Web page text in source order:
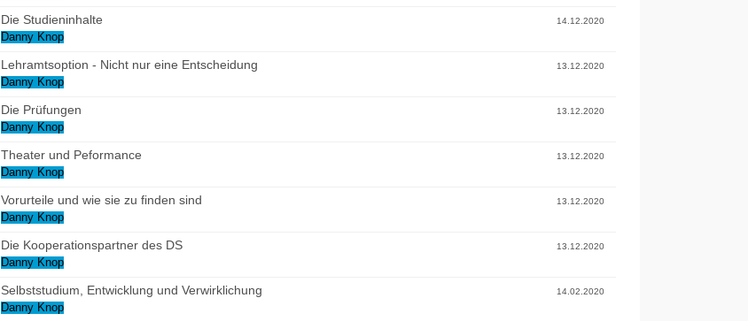
14.12.2020
Die Studieninhalte
Danny Knop
13.12.2020
Lehramtsoption - Nicht nur eine Entscheidung
Danny Knop
13.12.2020
Die Prüfungen
Danny Knop
13.12.2020
Theater und Peformance
Danny Knop
13.12.2020
Vorurteile und wie sie zu finden sind
Danny Knop
13.12.2020
Die Kooperationspartner des DS
Danny Knop
14.02.2020
Selbststudium, Entwicklung und Verwirklichung
Danny Knop